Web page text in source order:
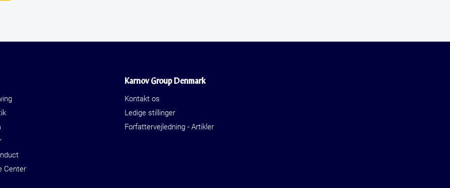
Center
Karnov Group Denmark
Kontakt os
Ledige stillinger
Forfattervejledning - Artikler